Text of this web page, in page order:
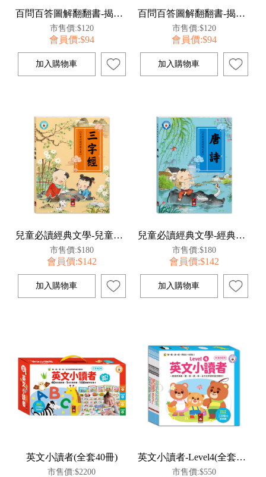
百問百答圖解翻翻書-揭祕昆蟲
市售價:$120
會員價:$94
百問百答圖解翻翻書-揭祕太空
市售價:$120
會員價:$94
兒童必讀經典文學-兒童文化經典：三字經
市售價:$180
會員價:$142
兒童必讀經典文學-經典美繪必讀文學：唐詩
市售價:$180
會員價:$142
英文小讀者(全套40冊)
市售價:$2200
英文小讀者-Level4(全套10冊)
市售價:$550